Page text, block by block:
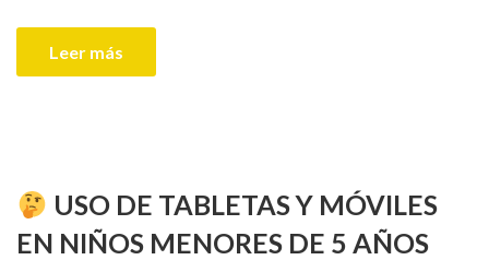
Leer más
USO DE TABLETAS Y MÓVILES
EN NIÑOS MENORES DE 5 AÑOS